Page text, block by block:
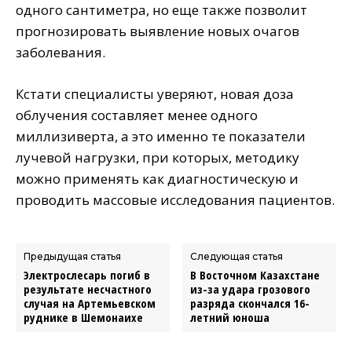
одного сантиметра, но еще также позволит
прогнозировать выявление новых очагов
заболевания.
Кстати специалисты уверяют, новая доза
облучения составляет менее одного
миллизиверта, а это именно те показатели
лучевой нагрузки, при которых, методику
можно применять как диагностическую и
проводить массовые исследования пациентов.
Предыдущая статья
Электрослесарь погиб в
результате несчастного
случая на Артемьевском
руднике в Шемонаихе
Следующая статья
В Восточном Казахстане
из-за удара грозового
разряда скончался 16-
летний юноша